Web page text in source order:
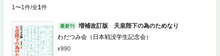
1〜1件/全1件
最新刊
増補改訂版 天皇陛下の為のためなり
わだつみ会（日本戦没学生記念会）
990